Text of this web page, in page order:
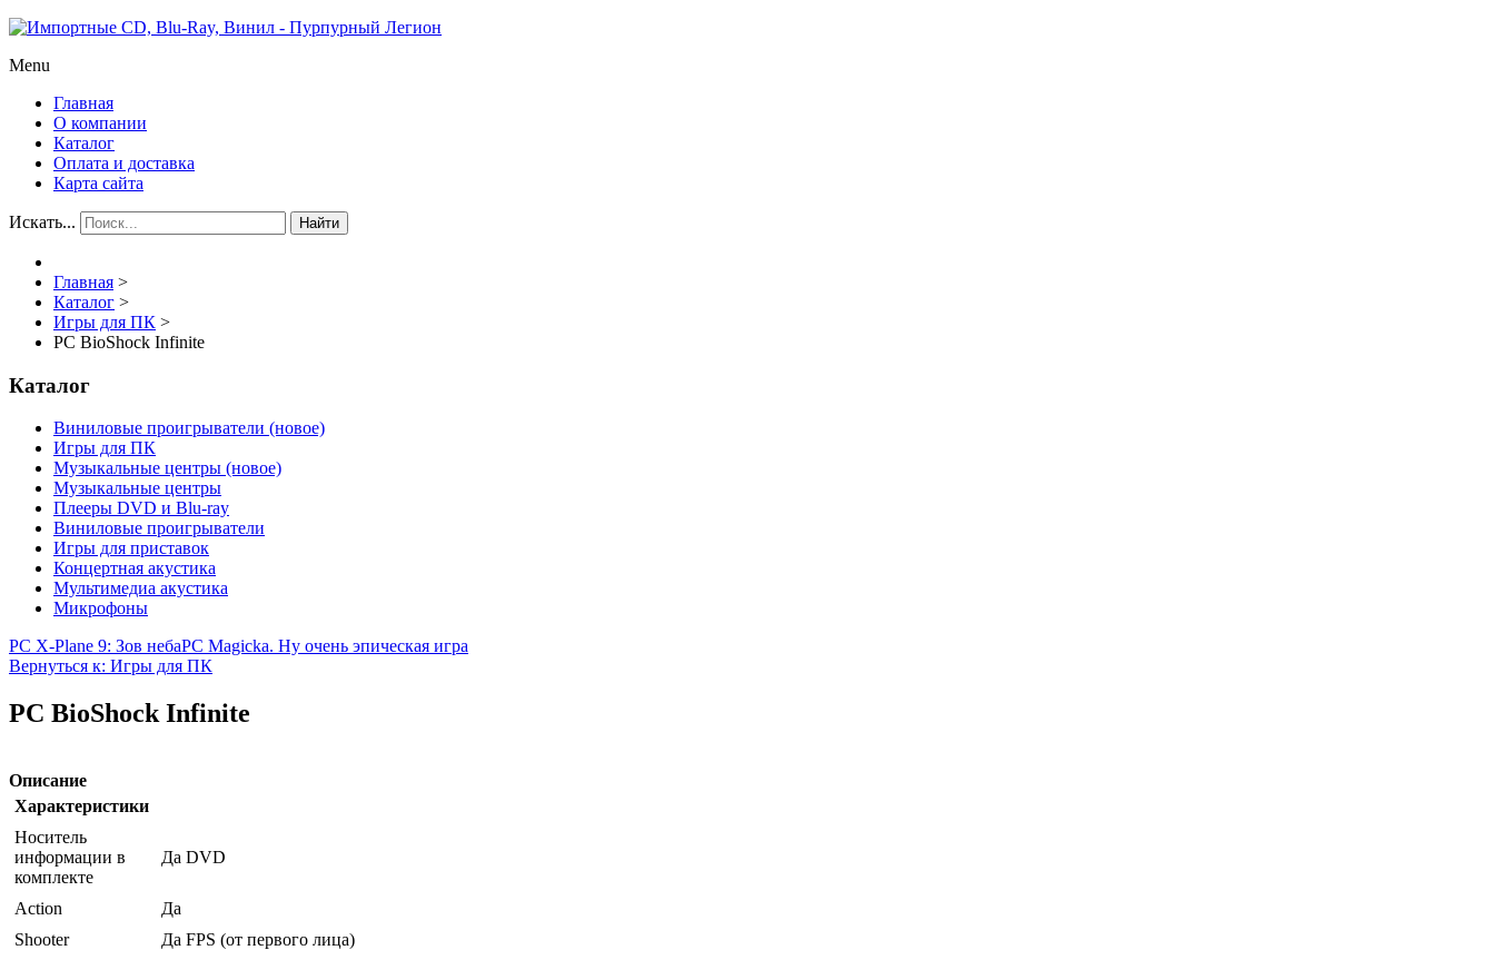
Menu
Главная
О компании
Каталог
Оплата и доставка
Карта сайта
Искать... Найти
Главная >
Каталог >
Игры для ПК >
PC BioShock Infinite
Каталог
Виниловые проигрыватели (новое)
Игры для ПК
Музыкальные центры (новое)
Музыкальные центры
Плееры DVD и Blu-ray
Виниловые проигрыватели
Игры для приставок
Концертная акустика
Мультимедиа акустика
Микрофоны
PC X-Plane 9: Зов небаPC Magicka. Ну очень эпическая игра
Вернуться к: Игры для ПК
PC BioShock Infinite
Описание
Характеристики
Носитель
информации в
комплекте
Да DVD
Action
Да
Shooter
Да FPS (от первого лица)